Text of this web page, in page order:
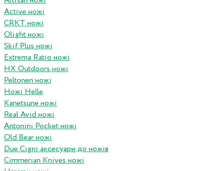
Active ножі
CRKT ножі
Olight ножі
Skif Plus ножі
Extrema Ratio ножі
HX Outdoors ножі
Peltonen ножі
Ножі Helle
Kanetsune ножі
Real Avid ножі
Antonini Pocket ножі
Old Bear ножі
Due Cigni аксесуари до ножів
Cimmerian Knives ножі